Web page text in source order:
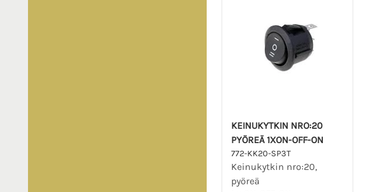
KEINUKYTKIN NRO:20
PYÖREÄ 1XON-OFF-ON
772-KK20-SP3T
Keinukytkin nro:20,
pyöreä